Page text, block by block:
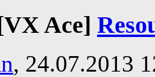
Ace]
, 24.07.2013